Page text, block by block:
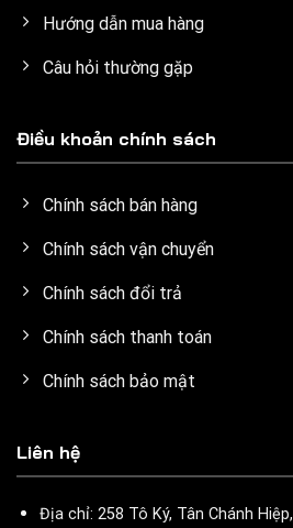
Hướng dẫn mua hàng
Câu hỏi thường gặp
Điều khoản chính sách
Chính sách bán hàng
Chính sách vận chuyển
Chính sách đổi trả
Chính sách thanh toán
Chính sách bảo mật
Liên hệ
Địa chỉ: 258 Tô Ký, Tân Chánh